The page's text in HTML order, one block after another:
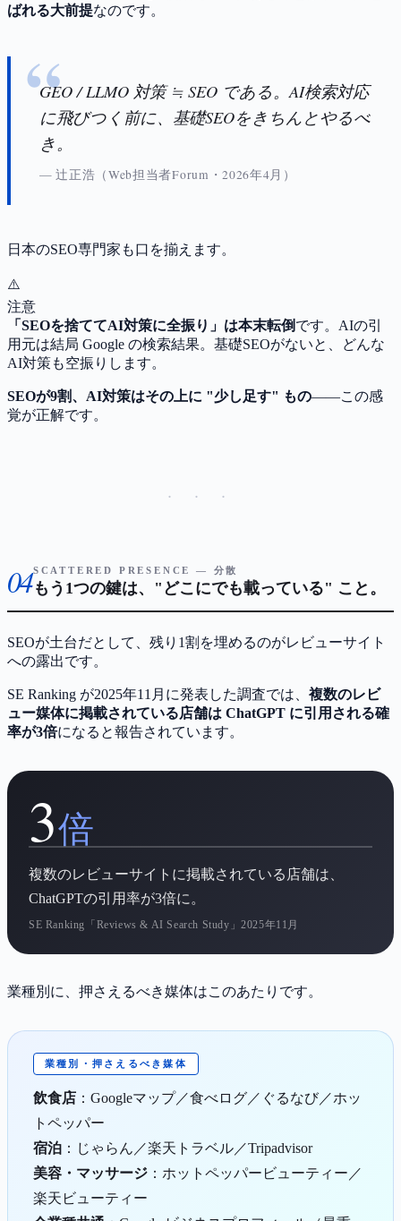
ばれる大前提なのです。
GEO / LLMO 対策 ≒ SEO である。AI検索対応
に飛びつく前に、基礎SEOをきちんとやるべ
き。
辻正浩（Web担当者Forum・2026年4月）
日本のSEO専門家も口を揃えます。
⚠️
注意
「SEOを捨ててAI対策に全振り」は本末転倒です。AIの引
用元は結局 Google の検索結果。基礎SEOがないと、どんな
AI対策も空振りします。
SEOが9割、AI対策はその上に "少し足す" もの——この感
覚が正解です。
· · ·
04SCATTERED PRESENCE — 分散
もう1つの鍵は、"どこにでも載っている" こと。
SEOが土台だとして、残り1割を埋めるのがレビューサイト
への露出です。
SE Ranking が2025年11月に発表した調査では、 複数のレビ
ュー媒体に掲載されている店舗は ChatGPT に引用される確
率が3倍になると報告されています。
3倍
複数のレビューサイトに掲載されている店舗は、
ChatGPTの引用率が3倍に。
SE Ranking「Reviews & AI Search Study」2025年11月
業種別に、押さえるべき媒体はこのあたりです。
業種別・押さえるべき媒体
飲食店 ：Googleマップ／食べログ／ぐるなび／ホッ
トペッパー
宿泊 ：じゃらん／楽天トラベル／Tripadvisor
美容・マッサージ ：ホットペッパービューティー／
楽天ビューティー